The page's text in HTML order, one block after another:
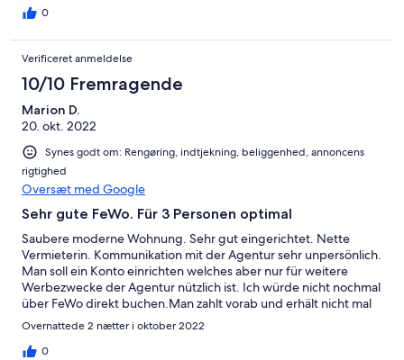
0
Verificeret anmeldelse
10/10 Fremragende
Marion D.
20. okt. 2022
Synes godt om: Rengøring, indtjekning, beliggenhed, annoncens
rigtighed
Oversæt med Google
Sehr gute FeWo. Für 3 Personen optimal
Saubere moderne Wohnung. Sehr gut eingerichtet. Nette
Vermieterin. Kommunikation mit der Agentur sehr unpersönlich.
Man soll ein Konto einrichten welches aber nur für weitere
Werbezwecke der Agentur nützlich ist. Ich würde nicht nochmal
über FeWo direkt buchen.Man zahlt vorab und erhält nicht mal
die Adresse des Ferienobjektes. Das war sehr eigenartig.
Overnattede 2 nætter i oktober 2022
0